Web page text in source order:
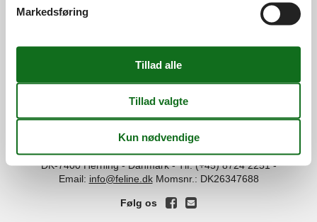
Din tryghed
©Feline Holidays-Feline Holidays A/S-Nygade 8B, 2.th -
DK-7400 Herning-Danmark -Tlf: (+45) 8724 2251-
Email: info@feline.dk Momsnr.: DK26347688
Følg os
Markedsføring